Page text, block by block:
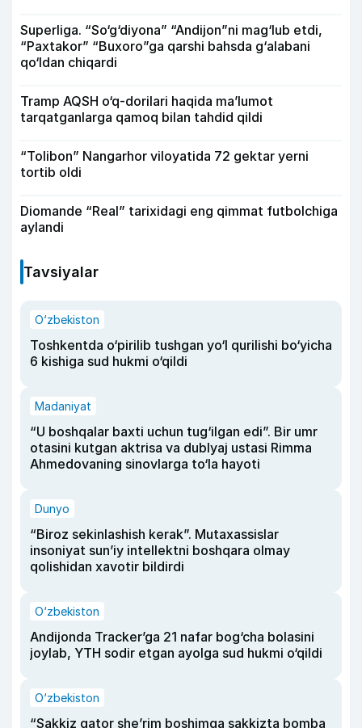
Superliga. “So‘g‘diyona” “Andijon”ni mag‘lub etdi,
“Paxtakor” “Buxoro”ga qarshi bahsda g‘alabani
qo‘ldan chiqardi
Tramp AQSH o‘q-dorilari haqida ma’lumot
tarqatganlarga qamoq bilan tahdid qildi
“Tolibon” Nangarhor viloyatida 72 gektar yerni
tortib oldi
Diomande “Real” tarixidagi eng qimmat futbolchiga
aylandi
Tavsiyalar
O‘zbekiston
Toshkentda o‘pirilib tushgan yo‘l qurilishi bo‘yicha
6 kishiga sud hukmi o‘qildi
Madaniyat
“U boshqalar baxti uchun tug‘ilgan edi”. Bir umr
otasini kutgan aktrisa va dublyaj ustasi Rimma
Ahmedovaning sinovlarga to‘la hayoti
Dunyo
“Biroz sekinlashish kerak”. Mutaxassislar
insoniyat sun’iy intellektni boshqara olmay
qolishidan xavotir bildirdi
O‘zbekiston
Andijonda Tracker’ga 21 nafar bog‘cha bolasini
joylab, YTH sodir etgan ayolga sud hukmi o‘qildi
O‘zbekiston
“Sakkiz qator she’rim boshimga sakkizta bomba